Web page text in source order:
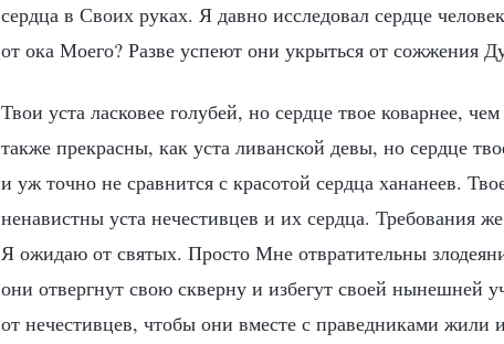
сердца в Своих руках. Я давно исследовал сердце
от ока Моего? Разве успеют они укрыться от сожжения
Твои уста ласковее голубей, но сердце твое коварнее,
также прекрасны, как уста ливанской девы, но сердце
и уж точно не сравнится с красотой сердца хананеев.
ненавистны уста нечестивцев и их сердца. Требования
Я ожидаю от святых. Просто Мне отвратительны
они отвергнут свою скверну и избегут своей нынешней
от нечестивцев, чтобы они вместе с праведниками